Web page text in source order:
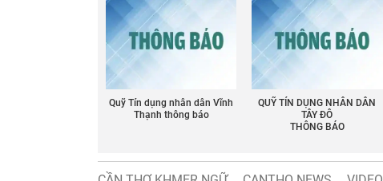
Chia sẻ
Quỹ Tín dụng nhân dân Vĩnh
Thạnh thông báo
QUỸ TÍN DỤNG NHÂN DÂN
TÂY ĐÔ
THÔNG BÁO